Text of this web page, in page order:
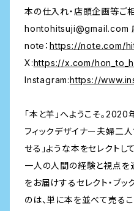
本の仕入れ・店頭企画等ご
hontohitsuji@gmail.com
note： https://note.com/
X:https://x.com/
Instagram:https://
「本と羊」へようこそ。
フィックデザイナー夫婦二
せる」ような本をセレクトし
一人の人間の経験と視点を
をお届けするセレクト・ブッ
のは、単に本を並べて売る